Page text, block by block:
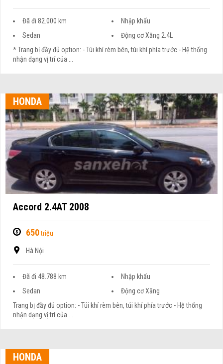
Đã đi 82.000 km
Nhập khẩu
Sedan
Động cơ Xăng 2.4L
* Trang bị đầy đủ option: - Túi khí rèm bên, túi khí phía trước - Hệ thống
nhận dạng vị trí của ...
HONDA
Accord 2.4AT 2008
650triệu
Hà Nội
Đã đi 48.788 km
Nhập khẩu
Sedan
Động cơ Xăng
Trang bị đầy đủ option: - Túi khí rèm bên, túi khí phía trước - Hệ thống
nhận dạng vị trí của ...
HONDA